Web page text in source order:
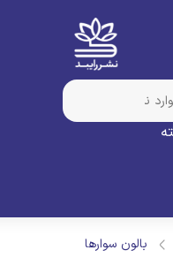
بالون سوارها